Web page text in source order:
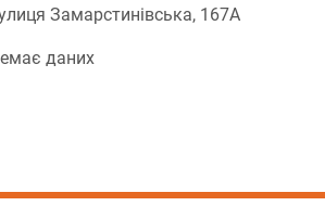
Замарстинівська, 167А
даних